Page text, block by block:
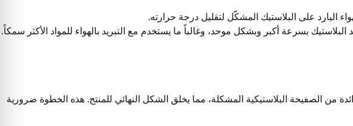
البارد على البلاستيك المشكّل لتقليل درجة حرارته.
البلاستيك بسرعة أكبر وبشكل موحد، وغالباً ما يستخدم مع التبريد بالهواء للمواد الأكثر سمكاً.
من الصفيحة البلاستيكية المشكلة، مما يخلق الشكل النهائي للمنتج. هذه الخطوة ضرورية